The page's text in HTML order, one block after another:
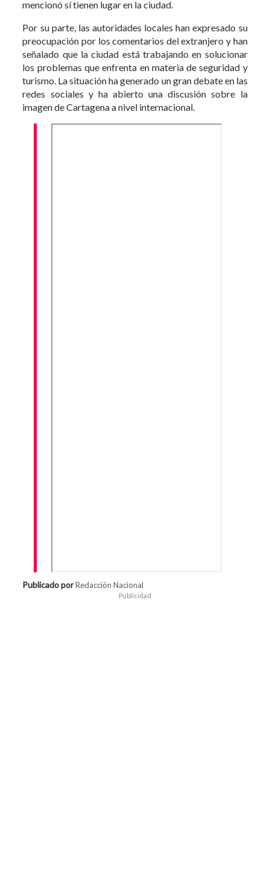
mencionó sí tienen lugar en la ciudad.
Por su parte, las autoridades locales han expresado su
preocupación por los comentarios del extranjero y han
señalado que la ciudad está trabajando en solucionar
los problemas que enfrenta en materia de seguridad y
turismo. La situación ha generado un gran debate en las
redes sociales y ha abierto una discusión sobre la
imagen de Cartagena a nivel internacional.
Publicado porRedacción Nacional
Publicidad